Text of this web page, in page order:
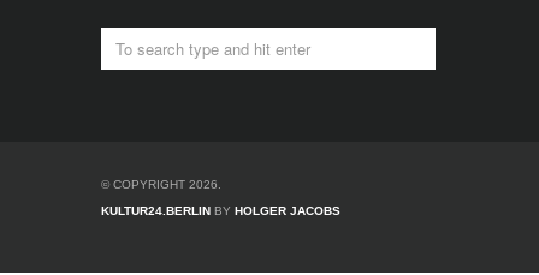
© COPYRIGHT 2026.
KULTUR24.BERLINBY HOLGER JACOBS